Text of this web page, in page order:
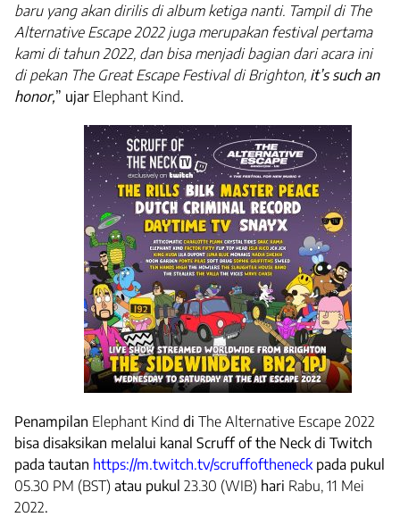
baru yang akan dirilis di album ketiga nanti. Tampil di The
Alternative Escape 2022 juga merupakan festival pertama
kami di tahun 2022, dan bisa menjadi bagian dari acara ini
di pekan The Great Escape Festival di Brighton, it’s such an
honor,” ujar Elephant Kind.
Penampilan Elephant Kind di The Alternative Escape 2022
bisa disaksikan melalui kanal Scruff of the Neck di Twitch
pada tautan https://m.twitch.tv/scruffoftheneck pada pukul
05.30 PM (BST) atau pukul 23.30 (WIB) hari Rabu, 11 Mei
2022.